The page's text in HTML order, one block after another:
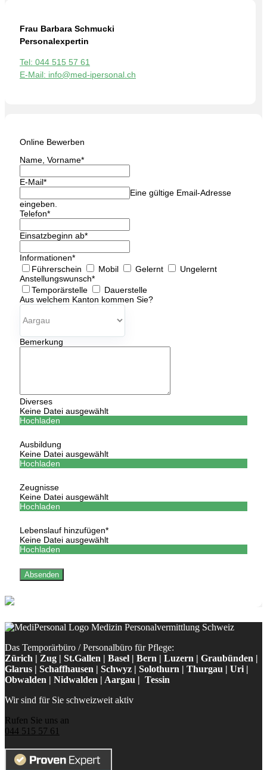
Frau Barbara Schmucki
Personalexpertin
Tel: 044 515 57 61
E-Mail: info@med-ipersonal.ch
Online Bewerben
Name, Vorname*
E-Mail*
Eine gültige Email-Adresse
eingeben.
Telefon*
Einsatzbeginn ab*
Informationen*
Führerschein
Mobil Gelernt
Ungelernt
Anstellungswunsch*
Temporärstelle
Dauerstelle
Aus welchem Kanton kommen Sie?
Bemerkung
Diverses
Keine Datei ausgewählt
Hochladen
Ausbildung
Keine Datei ausgewählt
Hochladen
Zeugnisse
Keine Datei ausgewählt
Hochladen
Lebenslauf hinzufügen*
Keine Datei ausgewählt
Hochladen
Absenden
Das Temporärbüro / Personalbüro für Pflege:
Zürich | Zug | St.Gallen | Basel | Bern | Luzern | Graubünden |
Glarus | Schaffhausen | Schwyz | Solothurn | Thurgau | Uri |
Obwalden | Nidwalden | Aargau | Tessin
Wir sind für Sie schweizweit aktiv
Rufen Sie uns an
044 515 57 61